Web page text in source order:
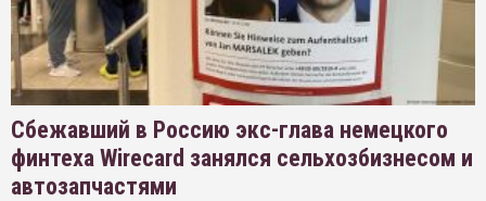
Сбежавший в Россию экс-глава немецкого
финтеха Wirecard занялся сельхозбизнесом и
автозапчастями